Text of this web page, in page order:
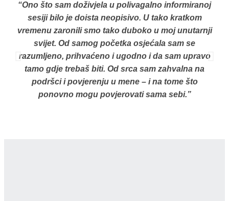
“Ono što sam doživjela u polivagalno informiranoj
sesiji bilo je doista neopisivo. U tako kratkom
vremenu zaronili smo tako duboko u moj unutarnji
svijet. Od samog početka osjećala sam se
razumljeno, prihvaćeno i ugodno i da sam upravo
tamo gdje trebaš biti. Od srca sam zahvalna na
podršci i povjerenju u mene – i na tome što
ponovno mogu povjerovati sama sebi.”